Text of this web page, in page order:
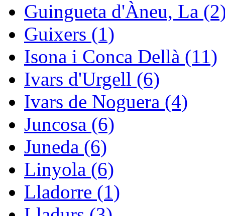
Guingueta d'Àneu, La
Guixers (1)
Isona i Conca Dellà (11)
Ivars d'Urgell (6)
Ivars de Noguera (4)
Juncosa (6)
Juneda (6)
Linyola (6)
Lladorre (1)